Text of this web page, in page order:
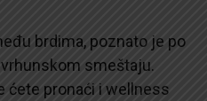
brdima, poznato je po
smeštaju.
ćete pronaći i wellness